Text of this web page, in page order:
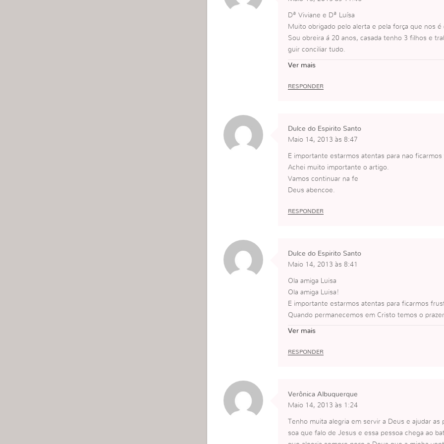
Dª Viviane e Dª Luísa
Muito obrigado pelo alerta e pela força que nos é
Sou obreira á 20 anos, casada tenho 3 filhos e
guir conciliar tudo.
Á um tempo atrás entrei numa grande frustração
r obreira , a pior mãe de todas, a pressão que eu
m que seja um papel do chão na igreja com todo
r uma pessoa de todo o seu coração como se
elhor .
A partir desse dia comecei a valorizar muito mais
O que é que vale ira igreja todos os dias como
obreira não foi! é só fadiga para o corpo, porque
Agora si vou, vou com todo o coração dar o meu
1º Deus na minha vida
2º a minha família
3º a obra de Deus
E QUE NÃO POSSO FALHAR COM NENHUM
Por fim com equilíbrio e sabedoria de Deus todo
Fátima Figueiredo – Caldas da Rainha
Ver mais
RESPONDER
Dulce do Espirito Santo
Maio 14, 2013 às 8:47
E importante estarmos atentas para nao ficarmos
Achei muito importante o artigo.
Vamos continuar na fe
Deus abencoe.
RESPONDER
Dulce do Espirito Santo
Maio 14, 2013 às 8:41
Ola amiga Luisa
Ola amiga Luisa!
E importante estarmos atentas para ficarmos
Quando permanecemos em Cristo temos o
curar salvar o maior numero de almas para
maior por isso o nosso trabalho tem que ser no
Ver mais
RESPONDER
Verônica Albuquerque
Maio 14, 2013 às 1:24
Tenho muita alegria em servir a Deus e ajudar
soa que falo de Jesus e essa pessoa chega ao